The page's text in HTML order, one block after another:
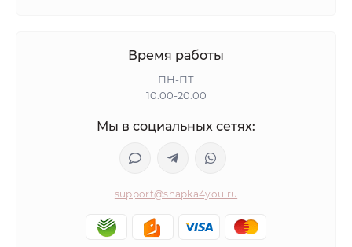
Время работы
ПН-ПТ
10:00-20:00
Мы в социальных сетях:
support@shapka4you.ru